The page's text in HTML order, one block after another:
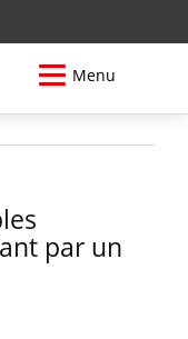
Menu
par un